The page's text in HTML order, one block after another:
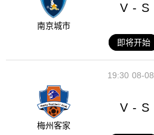
南京城市
V - S
即将开始
08-08
19:30
梅州客家
V - S